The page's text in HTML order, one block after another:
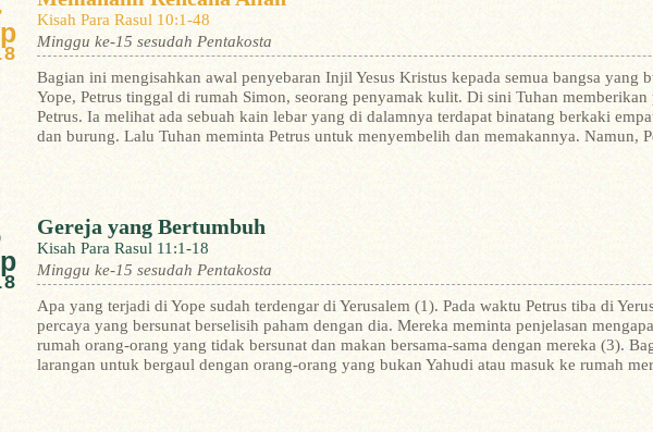
Kisah Para Rasul 10:1-48
Minggu ke-15 sesudah Pentakosta
Bagian ini mengisahkan awal penyebaran Injil Yesus Kristus kepada semua bangsa yang
Yope, Petrus tinggal di rumah Simon, seorang penyamak kulit. Di sini Tuhan memberikan
Petrus. Ia melihat ada sebuah kain lebar yang di dalamnya terdapat binatang berkaki
dan burung. Lalu Tuhan meminta Petrus untuk menyembelih dan memakannya. Namun,
Gereja yang Bertumbuh
Kisah Para Rasul 11:1-18
Minggu ke-15 sesudah Pentakosta
Apa yang terjadi di Yope sudah terdengar di Yerusalem (1). Pada waktu Petrus tiba di
percaya yang bersunat berselisih paham dengan dia. Mereka meminta penjelasan
rumah orang-orang yang tidak bersunat dan makan bersama-sama dengan mereka (3).
larangan untuk bergaul dengan orang-orang yang bukan Yahudi atau masuk ke rumah